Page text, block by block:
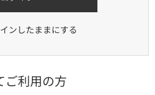
ンしたままにする
ご利用の方